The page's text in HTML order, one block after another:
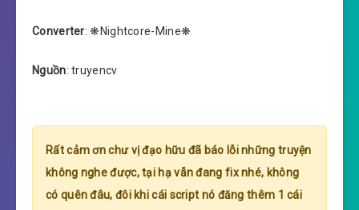
Converter: ❋Nightcore-Mine❋
Nguồn: truyencv
Rất cảm ơn chư vị đạo hữu đã báo lỗi những truyện
không nghe được, tại hạ vẫn đang fix nhé, không
có quên đâu, đôi khi cái script nó đăng thêm 1 cái